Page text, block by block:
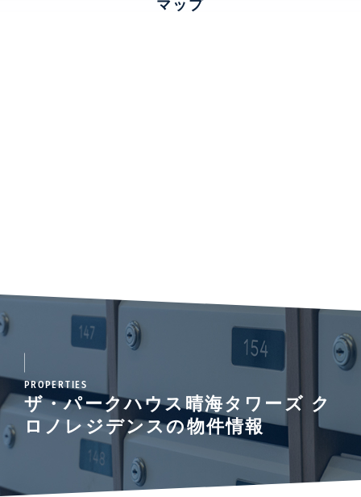
マップ
PROPERTIES
ザ・パークハウス晴海タワーズ ク
ロノレジデンスの物件情報